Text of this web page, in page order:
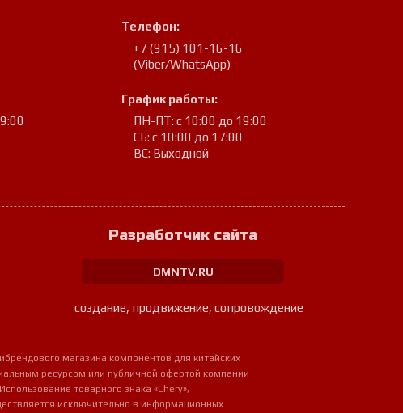
Телефон:
+7 (915) 101-16-16
(Viber/WhatsApp)
График работы:
ПН-ПТ: с 10:00 до 19:00
СБ: с 10:00 до 17:00
ВС: Выходной
Разработчик сайта
DMNTV.RU
создание, продвижение, сопровождение
магазина компонентов для китайских
ресурсом или публичной офертой компании
товарного знака «Chery»,
исключительно в информационных